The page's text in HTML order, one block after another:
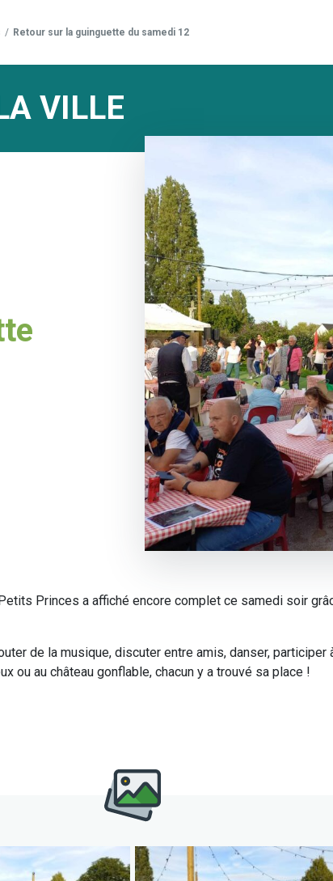
/ Retour sur la guinguette du samedi 12
VILLE
Princes a affiché encore complet ce samedi soir
de la musique, discuter entre amis, danser, participer
ou au château gonflable, chacun y a trouvé sa place !